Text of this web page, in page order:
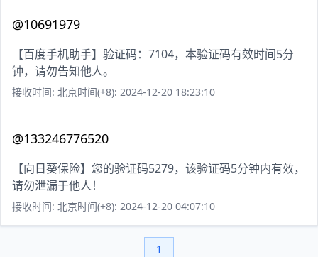
@10691979
【百度手机助手】验证码：7104，本验证码有效时间5分
钟，请勿告知他人。
接收时间: 北京时间(+8): 2024-12-20 18:23:10
@133246776520
【向日葵保险】您的验证码5279，该验证码5分钟内有效，
请勿泄漏于他人！
接收时间: 北京时间(+8): 2024-12-20 04:07:10
1